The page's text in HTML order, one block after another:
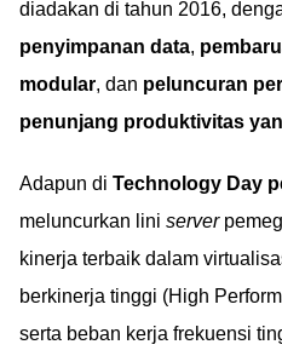
diadakan di tahun 2016,
penyimpanan data,
modular, dan peluncuran
penunjang produktivitas
Adapun di Technology Day
meluncurkan lini server
kinerja terbaik dalam
berkinerja tinggi (High
serta beban kerja frekuensi